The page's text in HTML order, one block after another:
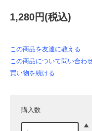
1,280円(税込)
この商品を友達に教える
この商品について問い合わ
買い物を続ける
購入数